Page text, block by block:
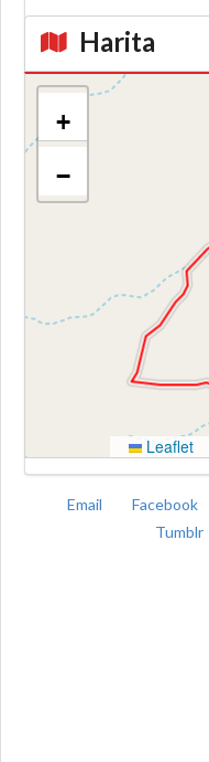
Harita
+
−
Leaflet
Email Facebook
Tumblr